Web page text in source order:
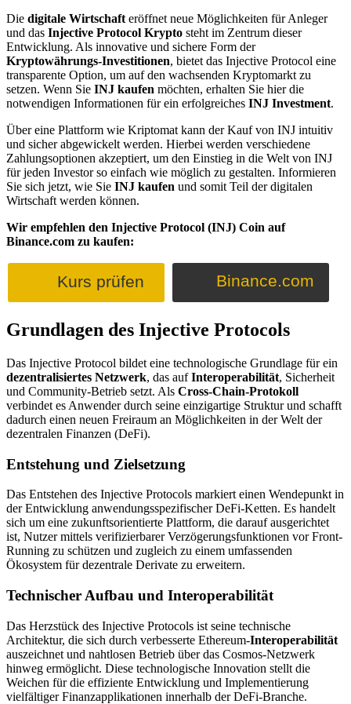
Die digitale Wirtschaft eröffnet neue Möglichkeiten für Anleger
und das Injective Protocol Krypto steht im Zentrum dieser
Entwicklung. Als innovative und sichere Form der
Kryptowährungs-Investitionen, bietet das Injective Protocol eine
transparente Option, um auf den wachsenden Kryptomarkt zu
setzen. Wenn Sie INJ kaufen möchten, erhalten Sie hier die
notwendigen Informationen für ein erfolgreiches INJ Investment.
Über eine Plattform wie Kriptomat kann der Kauf von INJ intuitiv
und sicher abgewickelt werden. Hierbei werden verschiedene
Zahlungsoptionen akzeptiert, um den Einstieg in die Welt von INJ
für jeden Investor so einfach wie möglich zu gestalten. Informieren
Sie sich jetzt, wie Sie INJ kaufen und somit Teil der digitalen
Wirtschaft werden können.
Wir empfehlen den Injective Protocol (INJ) Coin auf
Binance.com zu kaufen:
Binance.com
Kurs prüfen
Grundlagen des Injective Protocols
Das Injective Protocol bildet eine technologische Grundlage für ein
dezentralisiertes Netzwerk, das aufInteroperabilität, Sicherheit
und Community-Betrieb setzt. Als Cross-Chain-Protokoll
verbindet es Anwender durch seine einzigartige Struktur und schafft
dadurch einen neuen Freiraum an Möglichkeiten in der Welt der
dezentralen Finanzen (DeFi).
Entstehung und Zielsetzung
Das Entstehen des Injective Protocols markiert einen Wendepunkt in
der Entwicklung anwendungsspezifischer DeFi-Ketten. Es handelt
sich um eine zukunftsorientierte Plattform, die darauf ausgerichtet
ist, Nutzer mittels verifizierbarer Verzögerungsfunktionen vor Front-
Running zu schützen und zugleich zu einem umfassenden
Ökosystem für dezentrale Derivate zu erweitern.
Technischer Aufbau und Interoperabilität
Das Herzstück des Injective Protocols ist seine technische
Architektur, die sich durch verbesserte Ethereum-Interoperabilität
auszeichnet und nahtlosen Betrieb über das Cosmos-Netzwerk
hinweg ermöglicht. Diese technologische Innovation stellt die
Weichen für die effiziente Entwicklung und Implementierung
vielfältiger Finanzapplikationen innerhalb der DeFi-Branche.